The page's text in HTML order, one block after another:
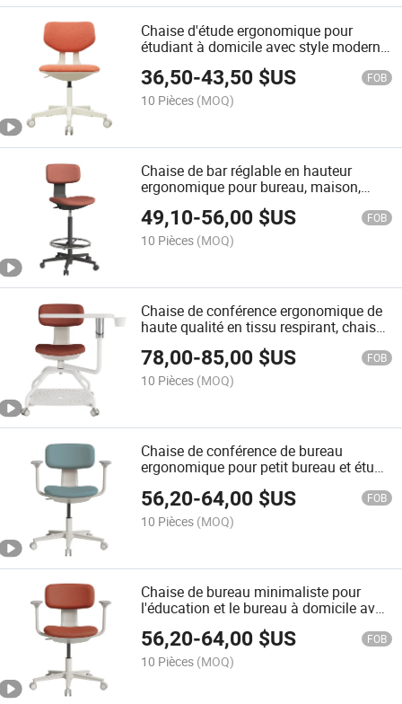
Chaise d'étude ergonomique pour
étudiant à domicile avec style moderne
sans accoudoirs, chaise de bureau
pivotante sur roulettes
36,50-43,50 $US FOB
10 Pièces (MOQ)
Chaise de bar réglable en hauteur
ergonomique pour bureau, maison,
hôtel, rembourrée, avec vérin à gaz,
tabouret de bar moderne pivotant,
chaise de travail en co-working
49,10-56,00 $US FOB
10 Pièces (MOQ)
Chaise de conférence ergonomique de
haute qualité en tissu respirant, chaise
de bureau pivotante pour salle de
réunion et formation avec tablette
d'écriture
78,00-85,00 $US FOB
10 Pièces (MOQ)
Chaise de conférence de bureau
ergonomique pour petit bureau et étude
de bureau en tissu
56,20-64,00 $US FOB
10 Pièces (MOQ)
Chaise de bureau minimaliste pour
l'éducation et le bureau à domicile avec
base pivotante et roulettes, chaise de
travail moderne et ergonomique
56,20-64,00 $US FOB
10 Pièces (MOQ)